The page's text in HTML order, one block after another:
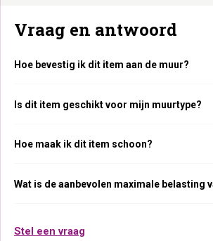
Vraag en antwoord
Hoe bevestig ik dit item aan de muur?
Is dit item geschikt voor mijn muurtype?
Hoe maak ik dit item schoon?
Wat is de aanbevolen maximale belasting
Stel een vraag